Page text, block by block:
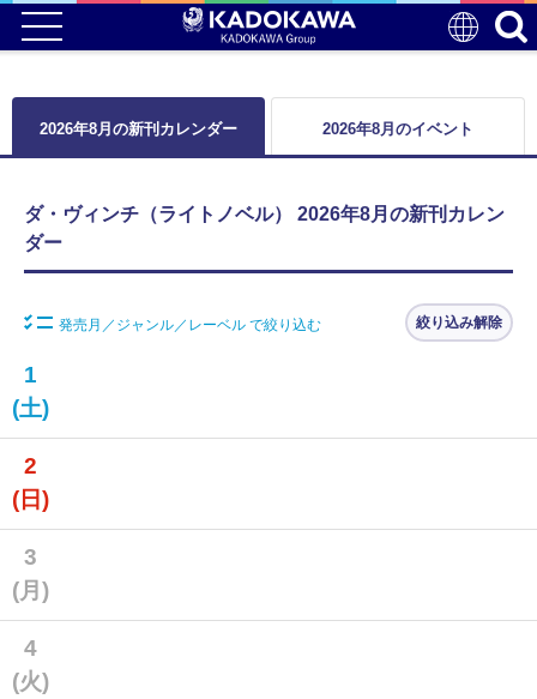
2026年8月の新刊カレンダー 2026年8月のイベント
ダ・ヴィンチ（ライトノベル） 2026年8月の新刊カレン
ダー
発売月／ジャンル／レーベル で絞り込む 絞り込み解除
1
(土)
2
(日)
3
(月)
4
(火)